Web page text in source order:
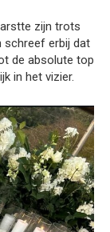
zijn trots
schreef erbij dat
de absolute top
in het vizier.